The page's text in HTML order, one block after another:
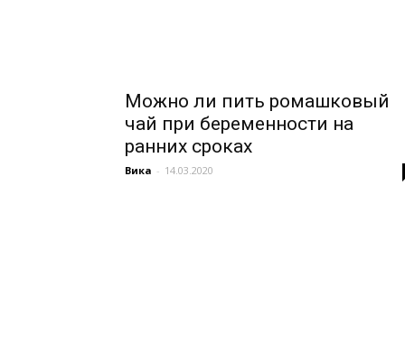
Можно ли пить ромашковый
чай при беременности на
ранних сроках
Вика - 14.03.2020